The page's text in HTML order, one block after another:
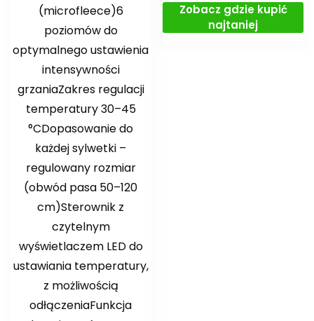
(microfleece)6
poziomów do
optymalnego ustawienia
intensywności
grzaniaZakres regulacji
temperatury 30–45
°CDopasowanie do
każdej sylwetki –
regulowany rozmiar
(obwód pasa 50–120
cm)Sterownik z
czytelnym
wyświetlaczem LED do
ustawiania temperatury,
z możliwością
odłączeniaFunkcja
Zobacz gdzie kupić
najtaniej